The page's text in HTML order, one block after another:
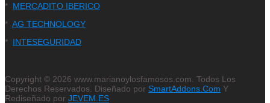
* MERCADITO IBERICO
* AG TECHNOLOGY
* INTESEGURIDAD
Copyright © 2026 www.marianoylosfamosos.com. Todos Los
Derechos Reservados. Diseñado por SmartAddons.Com Y
Rediseñado por JEVEM.ES